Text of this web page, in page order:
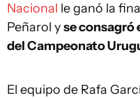
Nacional le ganó la
Peñarol yse consagró
del Campeonato
El equipo de Rafa